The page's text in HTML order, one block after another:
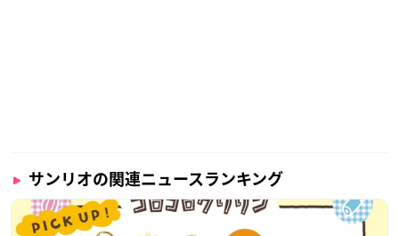
サンリオの関連ニュースランキング